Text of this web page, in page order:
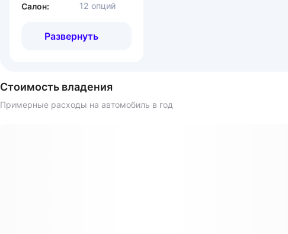
Салон: 12 опций
Развернуть
Стоимость владения
Примерные расходы на автомобиль в год